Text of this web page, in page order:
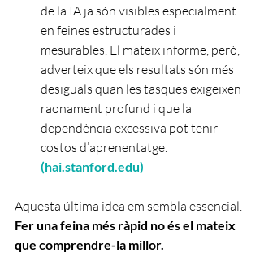
de la IA ja són visibles especialment
en feines estructurades i
mesurables. El mateix informe, però,
adverteix que els resultats són més
desiguals quan les tasques exigeixen
raonament profund i que la
dependència excessiva pot tenir
costos d’aprenentatge.
(hai.stanford.edu)
Aquesta última idea em sembla essencial.
Fer una feina més ràpid no és el mateix
que comprendre-la millor.